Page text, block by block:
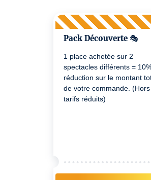
Pack Découverte 🎭
1 place achetée sur 2
spectacles différents =
réduction sur le montant
de votre commande. (Hors
tarifs réduits)